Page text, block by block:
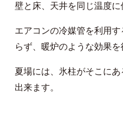
壁と床、天井を同じ温度に
エアコンの冷媒管を利用
らず、暖炉のような効果を
夏場には、氷柱がそこに
出来ます。